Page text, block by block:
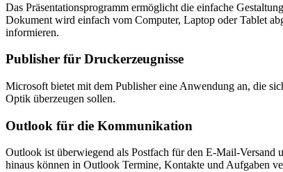
Das Präsentationsprogramm ermöglicht die einfache
Dokument wird einfach vom Computer, Laptop oder Tablet
informieren.
Publisher für Druckerzeugnisse
Microsoft bietet mit dem Publisher eine Anwendung an, die
Optik überzeugen sollen.
Outlook für die Kommunikation
Outlook ist überwiegend als Postfach für den E-Mail-Versand
hinaus können in Outlook Termine, Kontakte und Aufgaben